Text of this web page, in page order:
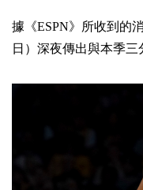
據《ESPN》所收到的
日）深夜傳出與本季三